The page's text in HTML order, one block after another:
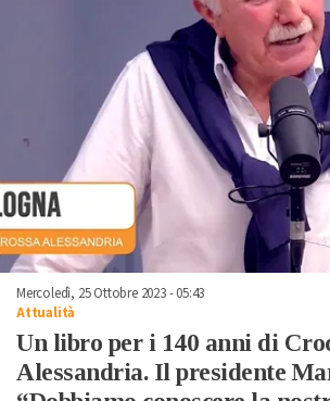
Mercoledì, 25 Ottobre 2023 - 05:43
Attualità
Un libro per i 140 anni di
Alessandria. Il presidente